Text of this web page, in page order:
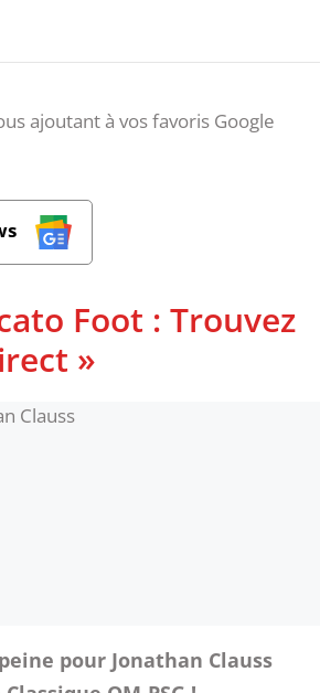
ajoutant à vos favoris Google
Foot : Trouvez
»
pour Jonathan Clauss